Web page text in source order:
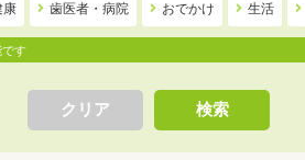
康 歯医者・病院 おでかけ 生活
す
クリア 検索